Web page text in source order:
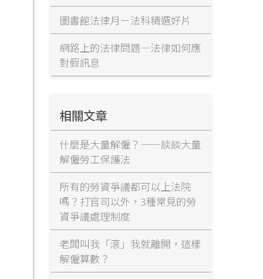
圖書館法律月－法科精選好片
網路上的法律問題—法律如何應
對假訊息
相關文章
什麼是大量解僱？——談談大量
解僱勞工保護法
所有的勞資爭議都可以上法院
嗎？打官司以外，3種常見的勞
資爭議處理制度
老闆叫我「滾」我就離開，這樣
解僱算數？